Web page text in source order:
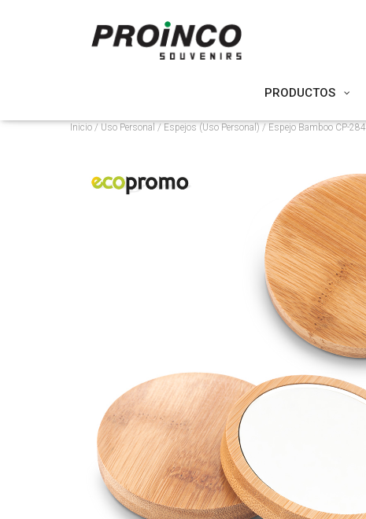
PRODUCTOS
Inicio/ Uso Personal / Espejos (Uso Personal) / Espejo Bamboo CP-284